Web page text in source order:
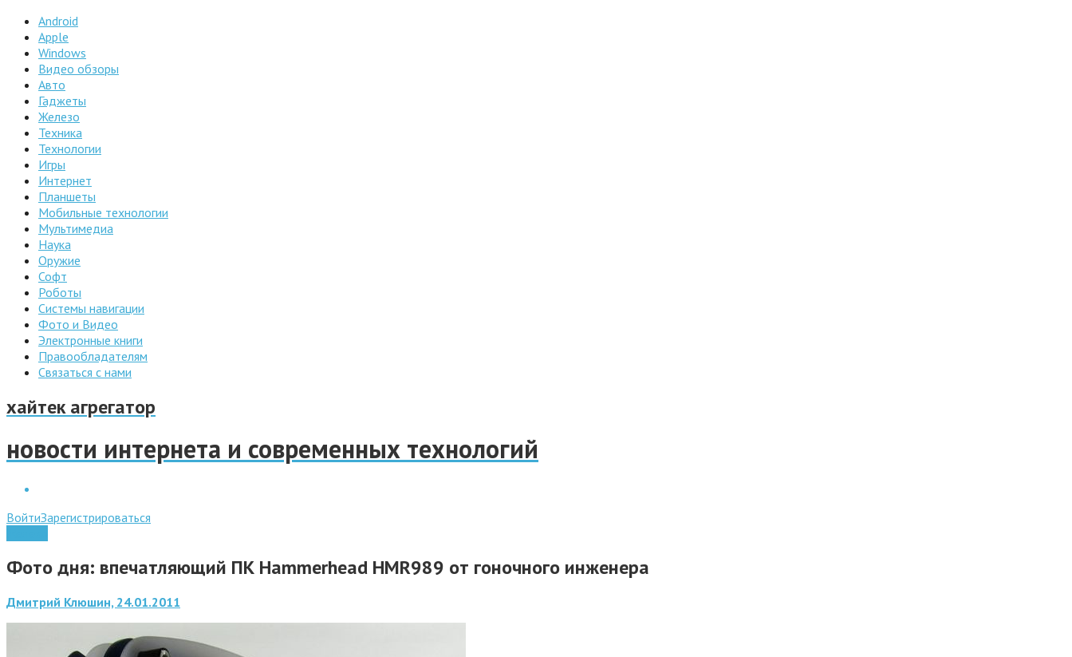
Android
Apple
Windows
Видео обзоры
Авто
Гаджеты
Железо
Техника
Технологии
Игры
Интернет
Планшеты
Мобильные технологии
Мультимедиа
Наука
Оружие
Софт
Роботы
Системы навигации
Фото и Видео
Электронные книги
Правообладателям
Связаться с нами
хайтек агрегатор
новости интернета и современных технологий
ВойтиЗарегистрироваться
Фото дня: впечатляющий ПК Hammerhead HMR989 от гоночного инженера
Дмитрий Клюшин, 24.01.2011